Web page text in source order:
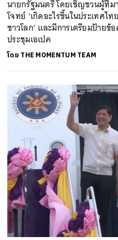
นายกรัฐมนตรี โดยเชิญชวนผู้ที่
โจทย์ ‘เกิดอะไรขึ้นในประเทศไ
ชาวโลก’ และมีการเตรียมป้ายข้
ประชุมเอเปค
โดย THE MOMENTUM TEAM